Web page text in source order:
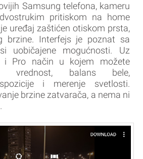
Samsung telefona, kameru
pritiskom na home
uređaj zaštićen otiskom prsta,
brzine. Interfejs je poznat sa
uobičajene mogućnosti. Uz
i Pro način u kojem možete
vrednost, balans bele,
i merenje svetlosti.
brzine zatvarača, a nema ni